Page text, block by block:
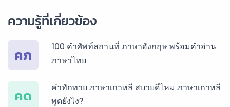
บริการรับแปลภาษารัสเซีย ราคาเริ่มต้น 150฿
ความรู้ที่เกี่ยวข้อง
คภ
100 คำศัพท์สถานที่ ภาษาอังกฤษ พร้อมคำอ่าน
ภาษาไทย
คด
คำทักทาย ภาษาเกาหลี สบายดีไหม ภาษาเกาหลี
พูดยังไง?